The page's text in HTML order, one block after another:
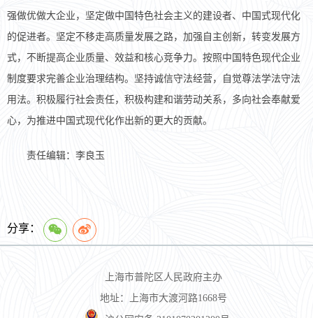
强做优做大企业，坚定做中国特色社会主义的建设者、中国式现代化
的促进者。坚定不移走高质量发展之路，加强自主创新，转变发展方
式，不断提高企业质量、效益和核心竞争力。按照中国特色现代企业
制度要求完善企业治理结构。坚持诚信守法经营，自觉尊法学法守法
用法。积极履行社会责任，积极构建和谐劳动关系，多向社会奉献爱
心，为推进中国式现代化作出新的更大的贡献。
责任编辑：李良玉
分享：
上海市普陀区人民政府主办
地址：上海市大渡河路1668号